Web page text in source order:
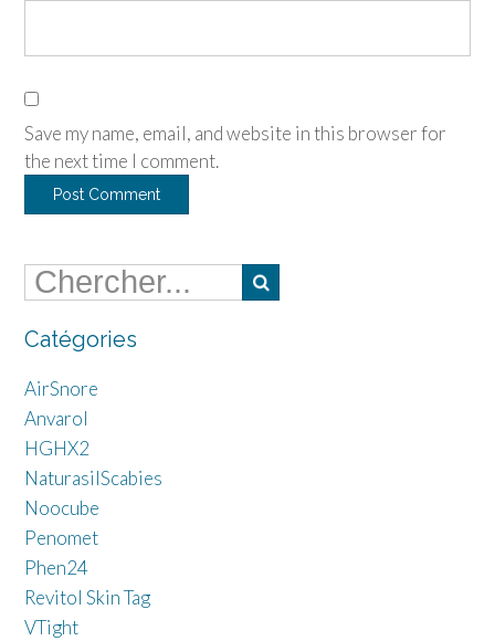
Save my name, email, and website in this browser for
the next time I comment.
Catégories
AirSnore
Anvarol
HGHX2
NaturasilScabies
Noocube
Penomet
Phen24
Revitol Skin Tag
VTight